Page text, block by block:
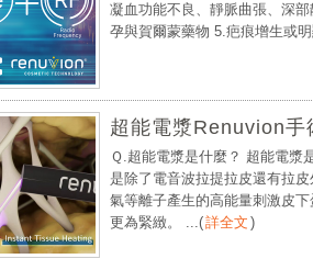
凝血功能不良、靜脈曲張、深
孕與賀爾蒙藥物 5.疤痕增生或
超能電漿Renuvion手
Ｑ.超能電漿是什麼？ 超能電漿
是除了電音波拉提拉皮還有拉
氣等離子產生的高能量刺激皮
更為緊緻。 ...(詳全文 )